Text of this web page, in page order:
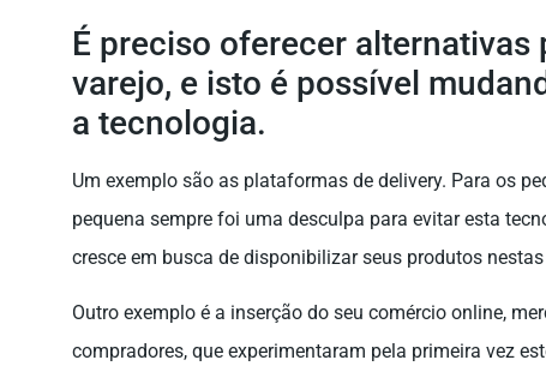
É preciso oferecer alternativas
varejo, e isto é possível
a tecnologia.
Um exemplo são as plataformas de delivery. Para os
pequena sempre foi uma desculpa para evitar esta
cresce em busca de disponibilizar seus produtos
Outro exemplo é a inserção do seu comércio online,
compradores, que experimentaram pela primeira vez